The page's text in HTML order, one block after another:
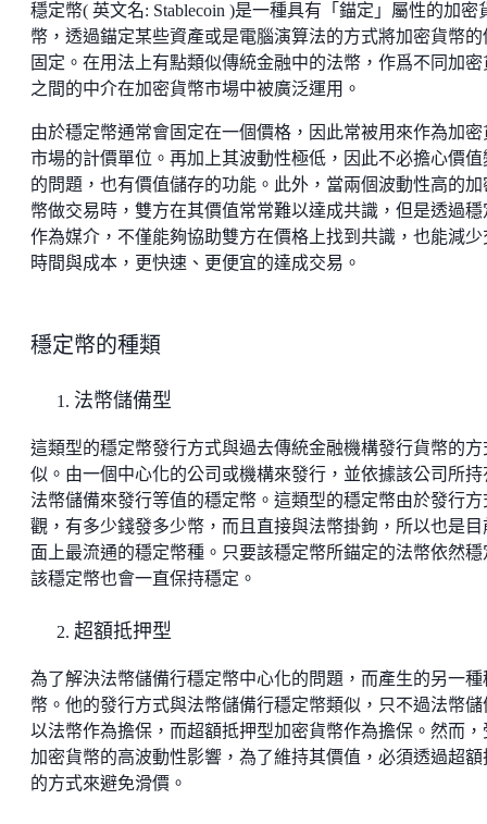
穩定幣( 英文名: Stablecoin )是一種具有「錨定」屬性的加密
幣，透過錨定某些資產或是電腦演算法的方式將加密貨幣的
固定。在用法上有點類似傳統金融中的法幣，作爲不同加密
之間的中介在加密貨幣市場中被廣泛運用。
由於穩定幣通常會固定在一個價格，因此常被用來作為加密
市場的計價單位。再加上其波動性極低，因此不必擔心價值
的問題，也有價值儲存的功能。此外，當兩個波動性高的加
幣做交易時，雙方在其價值常常難以達成共識，但是透過穩
作為媒介，不僅能夠協助雙方在價格上找到共識，也能減少
時間與成本，更快速、更便宜的達成交易。
穩定幣的種類
法幣儲備型
這類型的穩定幣發行方式與過去傳統金融機構發行貨幣的方
似。由一個中心化的公司或機構來發行，並依據該公司所持
法幣儲備來發行等值的穩定幣。這類型的穩定幣由於發行方
觀，有多少錢發多少幣，而且直接與法幣掛鉤，所以也是目
面上最流通的穩定幣種。只要該穩定幣所錨定的法幣依然穩
該穩定幣也會一直保持穩定。
超額抵押型
為了解決法幣儲備行穩定幣中心化的問題，而產生的另一種
幣。他的發行方式與法幣儲備行穩定幣類似，只不過法幣儲
以法幣作為擔保，而超額抵押型加密貨幣作為擔保。然而，
加密貨幣的高波動性影響，為了維持其價值，必須透過超額
的方式來避免滑價。